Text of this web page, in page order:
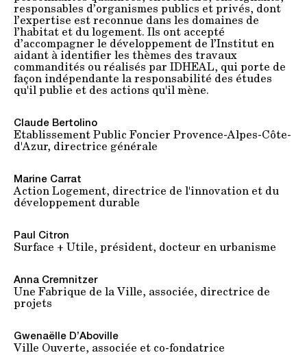
responsables d’organismes publics et privés, dont
l’expertise est reconnue dans les domaines de
l’habitat et du logement. Ils ont accepté
d’accompagner le développement de l’Institut en
aidant à identifier les thèmes des travaux
commandités ou réalisés par IDHEAL, qui porte de
façon indépendante la responsabilité des études
qu'il publie et des actions qu'il mène.
Claude Bertolino
Etablissement Public Foncier Provence-Alpes-Côte-
d'Azur, directrice générale
Marine Carrat
Action Logement, directrice de l'innovation et du
développement durable
Paul Citron
Surface + Utile, président, docteur en urbanisme
Anna Cremnitzer
Une Fabrique de la Ville, associée, directrice de
projets
Gwenaëlle D’Aboville
Ville Ouverte, associée et co-fondatrice